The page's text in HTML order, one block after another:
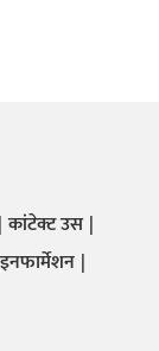
कांटेक्ट उस